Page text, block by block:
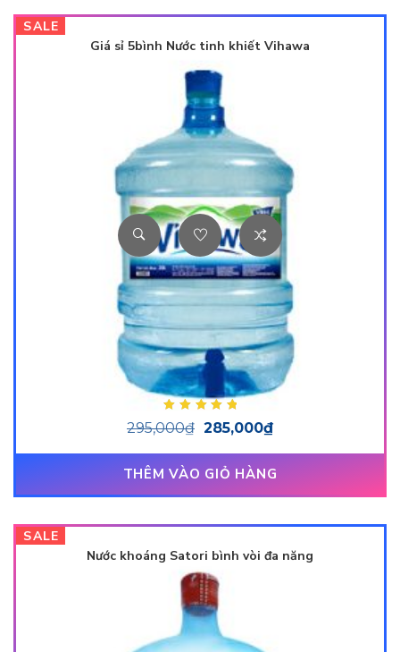
SALE
Giá sỉ 5bình Nước tinh khiết Vihawa
Được xếp hạng
5.005 sao
295,000₫ 285,000₫
THÊM VÀO GIỎ HÀNG
SALE
Nước khoáng Satori bình vòi đa năng